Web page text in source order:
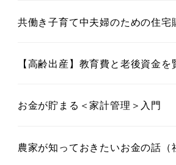
共働き子育て中夫婦のための住宅
【高齢出産】教育費と老後資金
お金が貯まる＜家計管理＞入門
農家が知っておきたいお金の話（